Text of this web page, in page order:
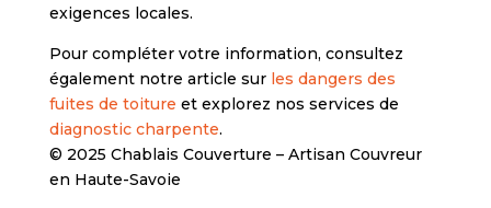
exigences locales.
Pour compléter votre information, consultez
également notre article sur les dangers des
fuites de toiture et explorez nos services de
diagnostic charpente.
© 2025 Chablais Couverture – Artisan Couvreur
en Haute-Savoie